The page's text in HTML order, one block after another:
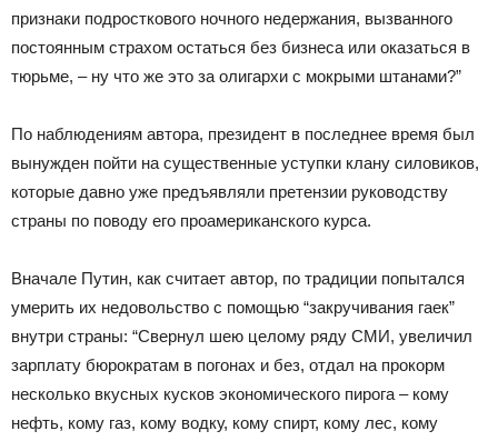
признаки подросткового ночного недержания, вызванного
постоянным страхом остаться без бизнеса или оказаться в
тюрьме, – ну что же это за олигархи с мокрыми штанами?”
По наблюдениям автора, президент в последнее время был
вынужден пойти на существенные уступки клану силовиков,
которые давно уже предъявляли претензии руководству
страны по поводу его проамериканского курса.
Вначале Путин, как считает автор, по традиции попытался
умерить их недовольство с помощью “закручивания гаек”
внутри страны: “Свернул шею целому ряду СМИ, увеличил
зарплату бюрократам в погонах и без, отдал на прокорм
несколько вкусных кусков экономического пирога – кому
нефть, кому газ, кому водку, кому спирт, кому лес, кому